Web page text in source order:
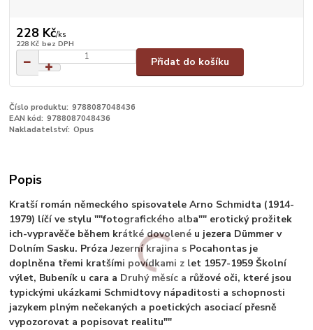
228 Kč/ks
228 Kč bez DPH
Přidat do košíku
Číslo produktu: 9788087048436
EAN kód: 9788087048436
Nakladatelství: Opus
Popis
Kratší román německého spisovatele Arno Schmidta (1914-
1979) líčí ve stylu ""fotografického alba"" erotický prožitek
ich-vypravěče během krátké dovolené u jezera Dümmer v
Dolním Sasku. Próza Jezerní krajina s Pocahontas je
doplněna třemi kratšími povídkami z let 1957-1959 Školní
výlet, Bubeník u cara a Druhý měsíc a růžové oči, které jsou
typickými ukázkami Schmidtovy nápaditosti a schopnosti
jazykem plným nečekaných a poetických asociací přesně
vypozorovat a popisovat realitu""